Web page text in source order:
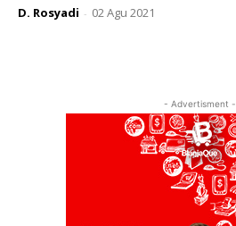
D. Rosyadi - 02 Agu 2021
- Advertisment -